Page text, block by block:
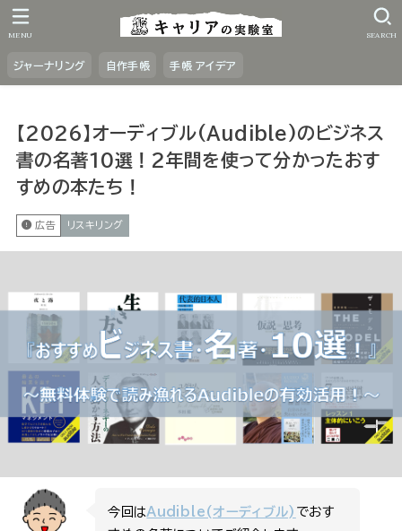
ジャーナリング 自作手帳 手帳 アイデア
SEARCH
MENU
【2026】オーディブル(Audible)のビジネス
書の名著10選！2年間を使って分かったおす
すめの本たち！
広告 リスキリング
今回はAudible(オーディブル) でおす